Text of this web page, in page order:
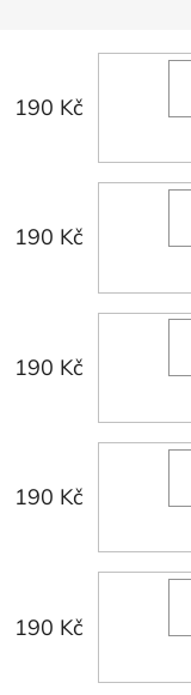
190 Kč
190 Kč
190 Kč
190 Kč
190 Kč